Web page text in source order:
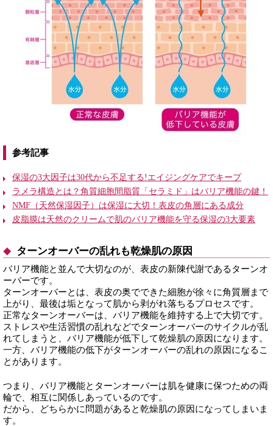
参考記事
保湿の3大因子は30代から不足する!エイジングケアでキープ
ラメラ構造とは？角質細胞間脂質「セラミド」はバリア機能の鍵！
NMF（天然保湿因子）は保湿に大切！表皮の角層にある成分
皮脂膜は天然のクリームで肌のバリア機能を守る保湿の3大要素
ターンオーバーの乱れも乾燥肌の原因
バリア機能と並んで大切なのが、表皮の新陳代謝であるターンオ
ーバーです。
ターンオーバーとは、表皮の奥でできた細胞が徐々に角質層まで
上がり、最後は垢となって肌から剥がれ落ちるプロセスです。
正常なターンオーバーは、バリア機能を維持する上で大切です。
ストレスや生活習慣の乱れなどでターンオーバーのサイクルが乱
れてしまうと、バリア機能が低下して乾燥肌の原因になります。
一方、バリア機能の低下がターンオーバーの乱れの原因になるこ
とがあります。
つまり、バリア機能とターンオーバーは肌を健康に保つための両
輪で、相互に関係しあっているのです。
だから、どちらかに問題があると乾燥肌の原因になってしまいま
す。